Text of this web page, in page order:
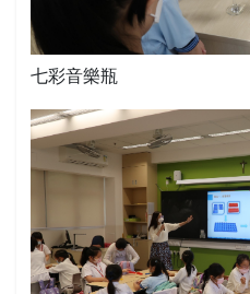
七彩音樂瓶